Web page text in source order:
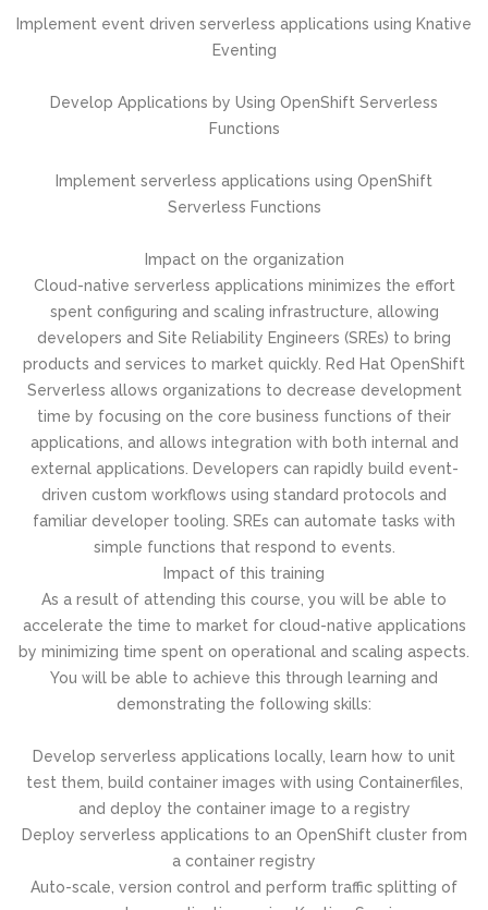
Implement event driven serverless applications using Knative
Eventing
Develop Applications by Using OpenShift Serverless
Functions
Implement serverless applications using OpenShift
Serverless Functions
Impact on the organization
Cloud-native serverless applications minimizes the effort
spent configuring and scaling infrastructure, allowing
developers and Site Reliability Engineers (SREs) to bring
products and services to market quickly. Red Hat OpenShift
Serverless allows organizations to decrease development
time by focusing on the core business functions of their
applications, and allows integration with both internal and
external applications. Developers can rapidly build event-
driven custom workflows using standard protocols and
familiar developer tooling. SREs can automate tasks with
simple functions that respond to events.
Impact of this training
As a result of attending this course, you will be able to
accelerate the time to market for cloud-native applications
by minimizing time spent on operational and scaling aspects.
You will be able to achieve this through learning and
demonstrating the following skills:
Develop serverless applications locally, learn how to unit
test them, build container images with using Containerfiles,
and deploy the container image to a registry
Deploy serverless applications to an OpenShift cluster from
a container registry
Auto-scale, version control and perform traffic splitting of